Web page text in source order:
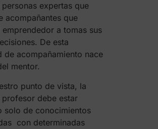
expertas que
acompañantes que
emprendedor a tomas sus
De esta
de acompañamiento nace
mentor.
punto de vista, la
debe estar
solo de conocimientos
con determinadas